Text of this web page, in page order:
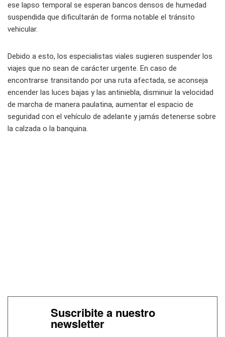
ese lapso temporal se esperan bancos densos de humedad
suspendida que dificultarán de forma notable el tránsito
vehicular.
Debido a esto, los especialistas viales sugieren suspender los
viajes que no sean de carácter urgente. En caso de
encontrarse transitando por una ruta afectada, se aconseja
encender las luces bajas y las antiniebla, disminuir la velocidad
de marcha de manera paulatina, aumentar el espacio de
seguridad con el vehículo de adelante y jamás detenerse sobre
la calzada o la banquina.
Suscribite a nuestro
newsletter